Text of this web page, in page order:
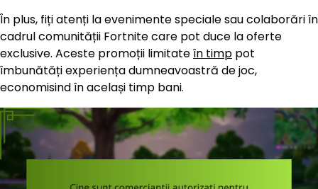
În plus, fiți atenți la evenimente speciale sau colaborări în
cadrul comunității Fortnite care pot duce la oferte
exclusive. Aceste promoții limitateîn timp pot
îmbunătăți experiența dumneavoastră de joc,
economisind în același timp bani.